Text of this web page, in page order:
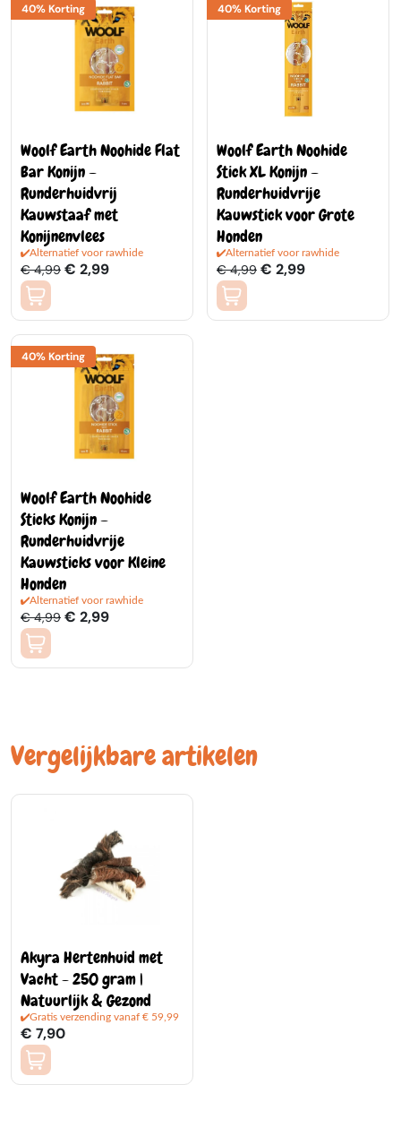
40% Korting
Woolf Earth Noohide Flat
Bar Konijn –
Runderhuidvrij
Kauwstaaf met
Konijnenvlees
Alternatief voor rawhide
€ 4,99 € 2,99
40% Korting
Woolf Earth Noohide
Stick XL Konijn –
Runderhuidvrije
Kauwstick voor Grote
Honden
Alternatief voor rawhide
€ 4,99 € 2,99
40% Korting
Woolf Earth Noohide
Sticks Konijn –
Runderhuidvrije
Kauwsticks voor Kleine
Honden
Alternatief voor rawhide
€ 4,99 € 2,99
Vergelijkbare artikelen
Akyra Hertenhuid met
Vacht - 250 gram |
Natuurlijk & Gezond
Gratis verzending vanaf € 59,99
€ 7,90